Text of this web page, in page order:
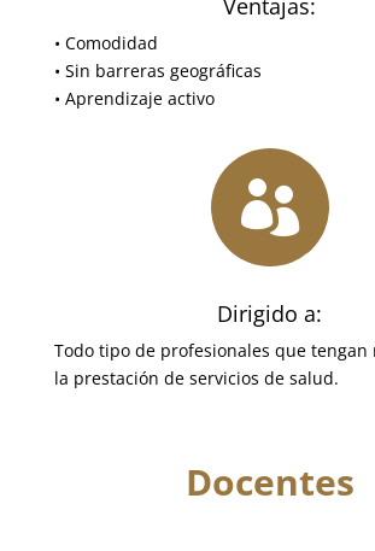
• Comodidad
• Sin barreras geográficas
• Aprendizaje activo

Dirigido a:
Todo tipo de profesionales que tengan
la prestación de servicios de salud.
Docentes